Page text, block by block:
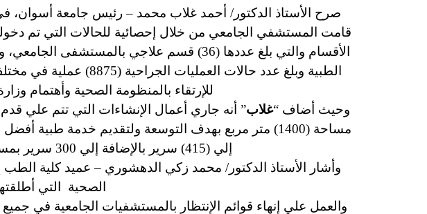
صرح الأستاذ الدكتور/ أحمد غلاب محمد – رئيس جامعة أسوان،
للإرتقاء بالمنظومة الصحية وأهتمام
وحيث أضاف “غلاب” أنه جاري أعمال الإنشاءات التي تتم علي
مساحة (1400) متر مربع بهدف التوسعة ولتقديم خدمة
إلي (415) سرير بالإضافة إلي 300 سرير بمستشفي الباطنة وذلك بعد الإنتهاء منها ودخولها الخدمة قريباً.
وأشار الأستاذ الدكتور/ محمد زكي الدهشوري – عميد كلية الطب
الصحية التي
والعمل علي إنهاء قوائم الإنتظار بالمستشفيات الجامعية في